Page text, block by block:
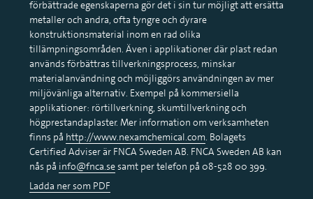
förbättrade egenskaperna gör det i sin tur möjligt att ersätta
metaller och andra, ofta tyngre och dyrare
konstruktionsmaterial inom en rad olika
tillämpningsområden. Även i applikationer där plast redan
används förbättras tillverkningsprocess, minskar
materialanvändning och möjliggörs användningen av mer
miljövänliga alternativ. Exempel på kommersiella
applikationer: rörtillverkning, skumtillverkning och
högprestandaplaster. Mer information om verksamheten
finns på http://www.nexamchemical.com. Bolagets
Certified Adviser är FNCA Sweden AB. FNCA Sweden AB kan
nås på info@fnca.sesamt per telefon på 08-528 00 399.
Ladda ner som PDF